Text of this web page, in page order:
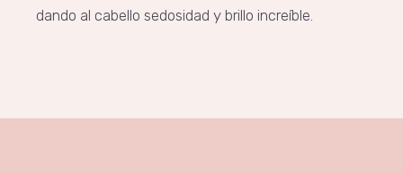
dando al cabello sedosidad y brillo increíble.